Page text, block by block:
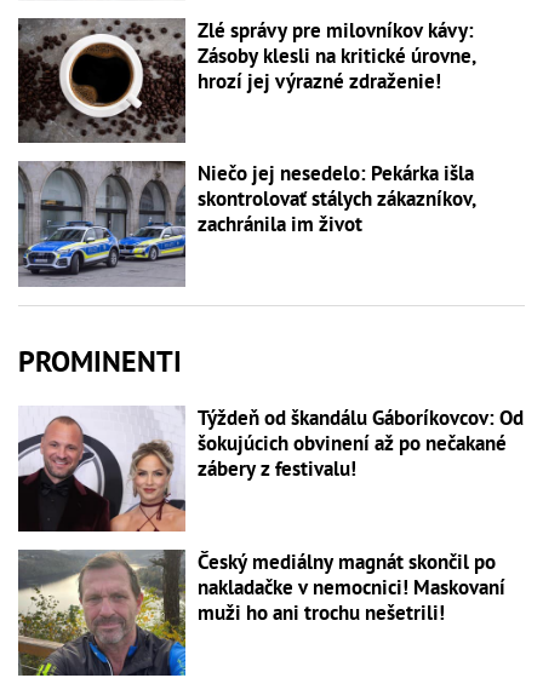
Zlé správy pre milovníkov kávy:
Zásoby klesli na kritické úrovne,
hrozí jej výrazné zdraženie!
Niečo jej nesedelo: Pekárka išla
skontrolovať stálych zákazníkov,
zachránila im život
PROMINENTI
Týždeň od škandálu Gáboríkovcov: Od
šokujúcich obvinení až po nečakané
zábery z festivalu!
Český mediálny magnát skončil po
nakladačke v nemocnici! Maskovaní
muži ho ani trochu nešetrili!